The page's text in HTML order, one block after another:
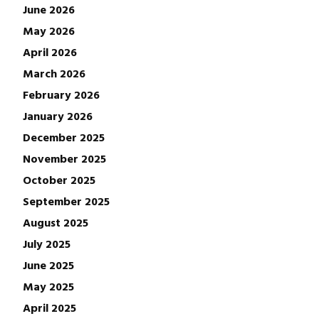
June 2026
May 2026
April 2026
March 2026
February 2026
January 2026
December 2025
November 2025
October 2025
September 2025
August 2025
July 2025
June 2025
May 2025
April 2025